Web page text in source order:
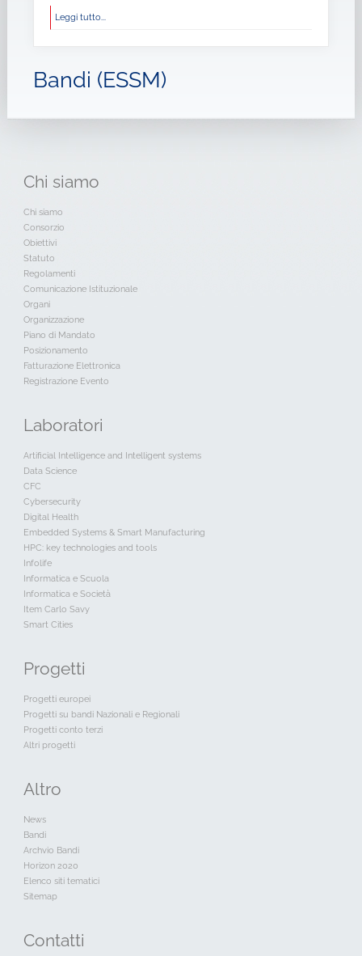
Leggi tutto...
Bandi (ESSM)
Chi siamo
Chi siamo
Consorzio
Obiettivi
Statuto
Regolamenti
Comunicazione Istituzionale
Organi
Organizzazione
Piano di Mandato
Posizionamento
Fatturazione Elettronica
Registrazione Evento
Laboratori
Artificial Intelligence and Intelligent systems
Data Science
CFC
Cybersecurity
Digital Health
Embedded Systems & Smart Manufacturing
HPC: key technologies and tools
Infolife
Informatica e Scuola
Informatica e Società
Item Carlo Savy
Smart Cities
Progetti
Progetti europei
Progetti su bandi Nazionali e Regionali
Progetti conto terzi
Altri progetti
Altro
News
Bandi
Archvio Bandi
Horizon 2020
Elenco siti tematici
Sitemap
Contatti